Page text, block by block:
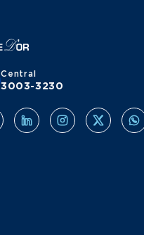
Central
3003-3230